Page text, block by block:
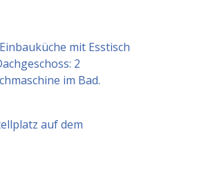
mit Esstisch
2
im Bad.
auf dem